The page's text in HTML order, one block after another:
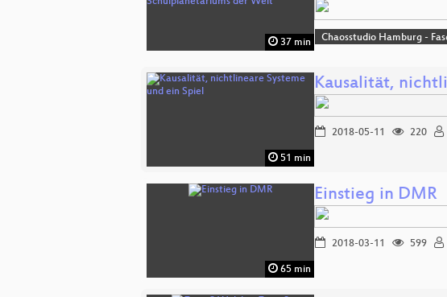
37 min Chaosstudio Hamburg -
51 min
Kausalität,
2018-05-11 220
65 min
Einstieg in DMR
2018-03-11 599